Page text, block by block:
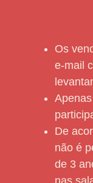
Os
e-mail
De
não é
de 3